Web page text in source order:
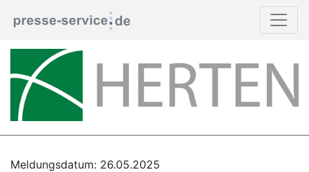
Meldungsdatum: 26.05.2025